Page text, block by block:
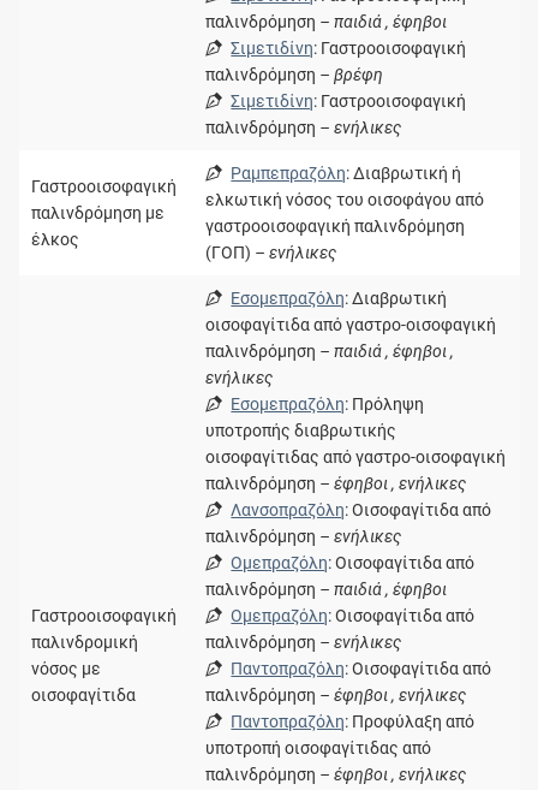
παλινδρόμηση – παιδιά , έφηβοι
Σιμετιδίνη: Γαστροοισοφαγική
παλινδρόμηση – βρέφη
Σιμετιδίνη: Γαστροοισοφαγική
παλινδρόμηση – ενήλικες
Γαστροοισοφαγική
παλινδρόμηση με
έλκος
Ραμπεπραζόλη: Διαβρωτική ή
ελκωτική νόσος του οισοφάγου από
γαστροοισοφαγική παλινδρόμηση
(ΓΟΠ) – ενήλικες
Γαστροοισοφαγική
παλινδρομική
νόσος με
οισοφαγίτιδα
Εσομεπραζόλη: Διαβρωτική
οισοφαγίτιδα από γαστρο-οισοφαγική
παλινδρόμηση – παιδιά , έφηβοι ,
ενήλικες
Εσομεπραζόλη: Πρόληψη
υποτροπής διαβρωτικής
οισοφαγίτιδας από γαστρο-οισοφαγική
παλινδρόμηση – έφηβοι , ενήλικες
Λανσοπραζόλη: Οισοφαγίτιδα από
παλινδρόμηση – ενήλικες
Ομεπραζόλη: Οισοφαγίτιδα από
παλινδρόμηση – παιδιά , έφηβοι
Ομεπραζόλη: Οισοφαγίτιδα από
παλινδρόμηση – ενήλικες
Παντοπραζόλη: Οισοφαγίτιδα από
παλινδρόμηση – έφηβοι , ενήλικες
Παντοπραζόλη: Προφύλαξη από
υποτροπή οισοφαγίτιδας από
παλινδρόμηση – έφηβοι , ενήλικες